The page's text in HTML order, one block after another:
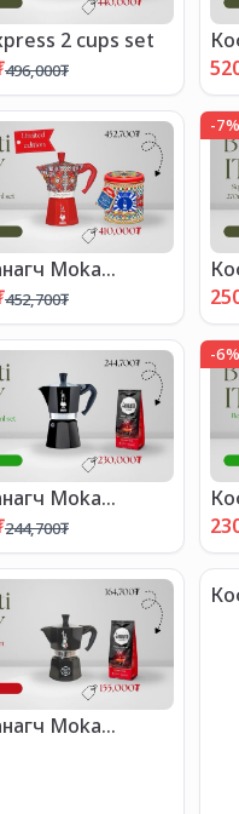
2 cups set
496,000₮
Moka
452,700₮
-7%
Moka
244,700₮
-6%
Moka